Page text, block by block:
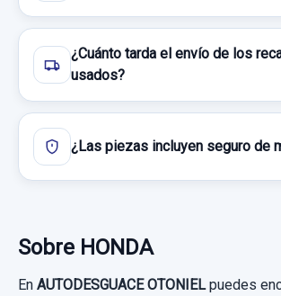
CERRADURA PUERTA DELANTERA
CERRADURA PUERTA DELANTERA
DERECHA... usado.
HONDA FR-V (BE) 1.7
35,00 €
Sin IVA, gastos de envío no incluidos.
¿Cuánto tarda el envío de los
usados?
¿Las piezas incluyen seguro de
Sobre HONDA
En AUTODESGUACE OTONIELpuedes